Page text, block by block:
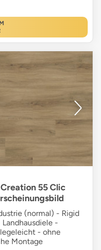
55 Clic
(normal) - Rigid
-
- ohne
Montage